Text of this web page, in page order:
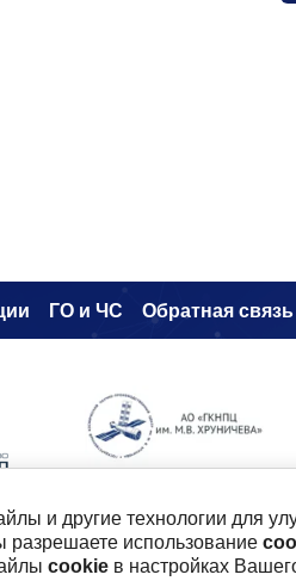
и ГО и ЧС Обратная связь
и другие технологии для
разрешаете использование
cookie в настройках